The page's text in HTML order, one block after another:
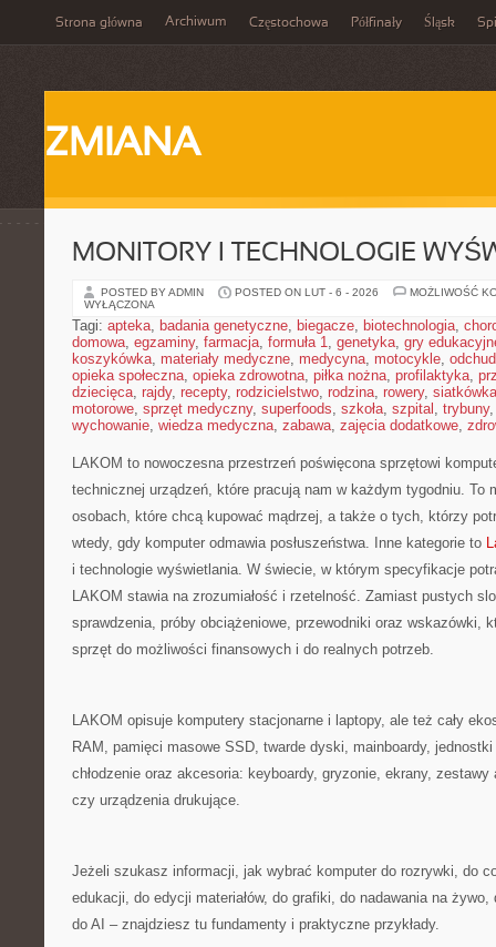
Strona główna Archiwum Częstochowa Półfinały Śląsk
ZMIANA
MONITORY I TECHNOLOGIE
POSTED BY ADMIN POSTED ON LUT - 6 - 2026
MOŻLIWOŚĆ
WYŁĄCZONA
Tagi: apteka, badania genetyczne, biegacze, biotechnologia,
domowa, egzaminy, farmacja, formuła 1, genetyka, gry
koszykówka, materiały medyczne, medycyna, motocykle,
opieka społeczna, opieka zdrowotna, piłka nożna, profilaktyka,
dziecięca, rajdy, recepty, rodzicielstwo, rodzina, rowery, siatkówka
motorowe, sprzęt medyczny, superfoods, szkoła, szpital , trybuny
wychowanie, wiedza medyczna, zabawa, zajęcia dodatkowe,
LAKOM to nowoczesna przestrzeń poświęcona sprzętowi
technicznej urządzeń, które pracują nam w każdym tygodniu. To
osobach, które chcą kupować mądrzej, a także o tych, którzy
wtedy, gdy komputer odmawia posłuszeństwa. Inne kategorie to
i technologie wyświetlania. W świecie, w którym specyfikacje
LAKOM stawia na zrozumiałość i rzetelność. Zamiast pustych
sprawdzenia, próby obciążeniowe, przewodniki oraz wskazówki,
sprzęt do możliwości finansowych i do realnych potrzeb.
LAKOM opisuje komputery stacjonarne i laptopy, ale też cały
RAM, pamięci masowe SSD, twarde dyski, mainboardy,
chłodzenie oraz akcesoria: keyboardy, gryzonie, ekrany,
czy urządzenia drukujące.
Jeżeli szukasz informacji, jak wybrać komputer do rozrywki, do
edukacji, do edycji materiałów, do grafiki, do nadawania na
do AI – znajdziesz tu fundamenty i praktyczne przykłady.